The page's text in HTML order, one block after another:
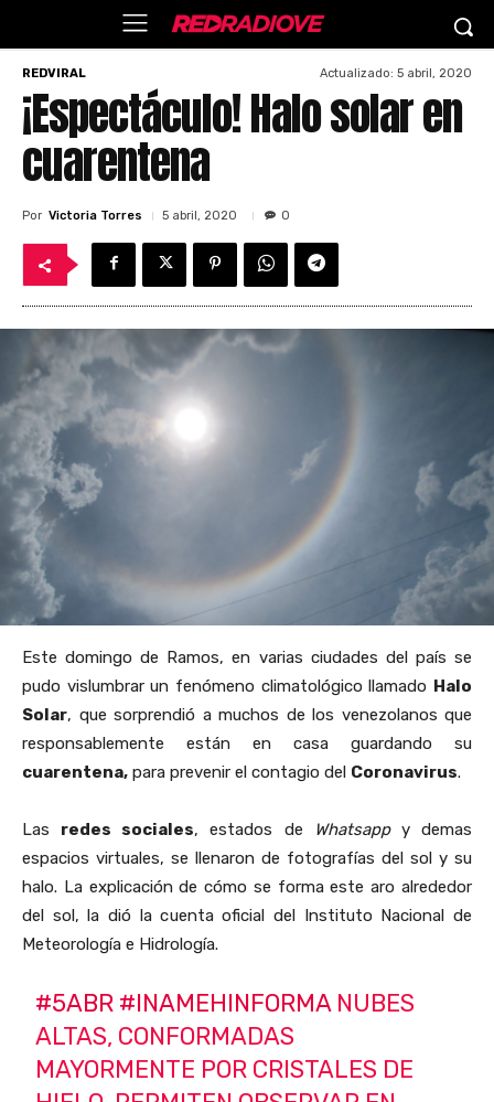
REDVIRAL Actualizado: 5 abril, 2020
¡Espectáculo! Halo solar en
cuarentena
Por Victoria Torres 5 abril, 2020 0
Este domingo de Ramos, en varias ciudades del país se
pudo vislumbrar un fenómeno climatológico llamado Halo
Solar, que sorprendió a muchos de los venezolanos que
responsablemente están en casa guardando su
cuarentena, para prevenir el contagio del Coronavirus.
Las redes sociales, estados de Whatsappy demas
espacios virtuales, se llenaron de fotografías del sol y su
halo. La explicación de cómo se forma este aro alrededor
del sol, la dió la cuenta oficial del Instituto Nacional de
Meteorología e Hidrología.
#5ABR #INAMEHINFORMANUBES
ALTAS, CONFORMADAS
MAYORMENTE POR CRISTALES DE